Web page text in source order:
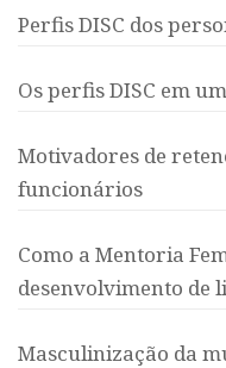
Perfis DISC dos
Os perfis DISC em
Motivadores de
funcionários
Como a Mentoria
desenvolvimento de
Masculinização da